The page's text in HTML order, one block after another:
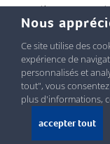
qu’il
formulaire
Si vous avez
contacter
4220.
Nous
Ce site utilise des
expérience de
personnalisés et
tout", vous
plus d'informations,
accepter tout